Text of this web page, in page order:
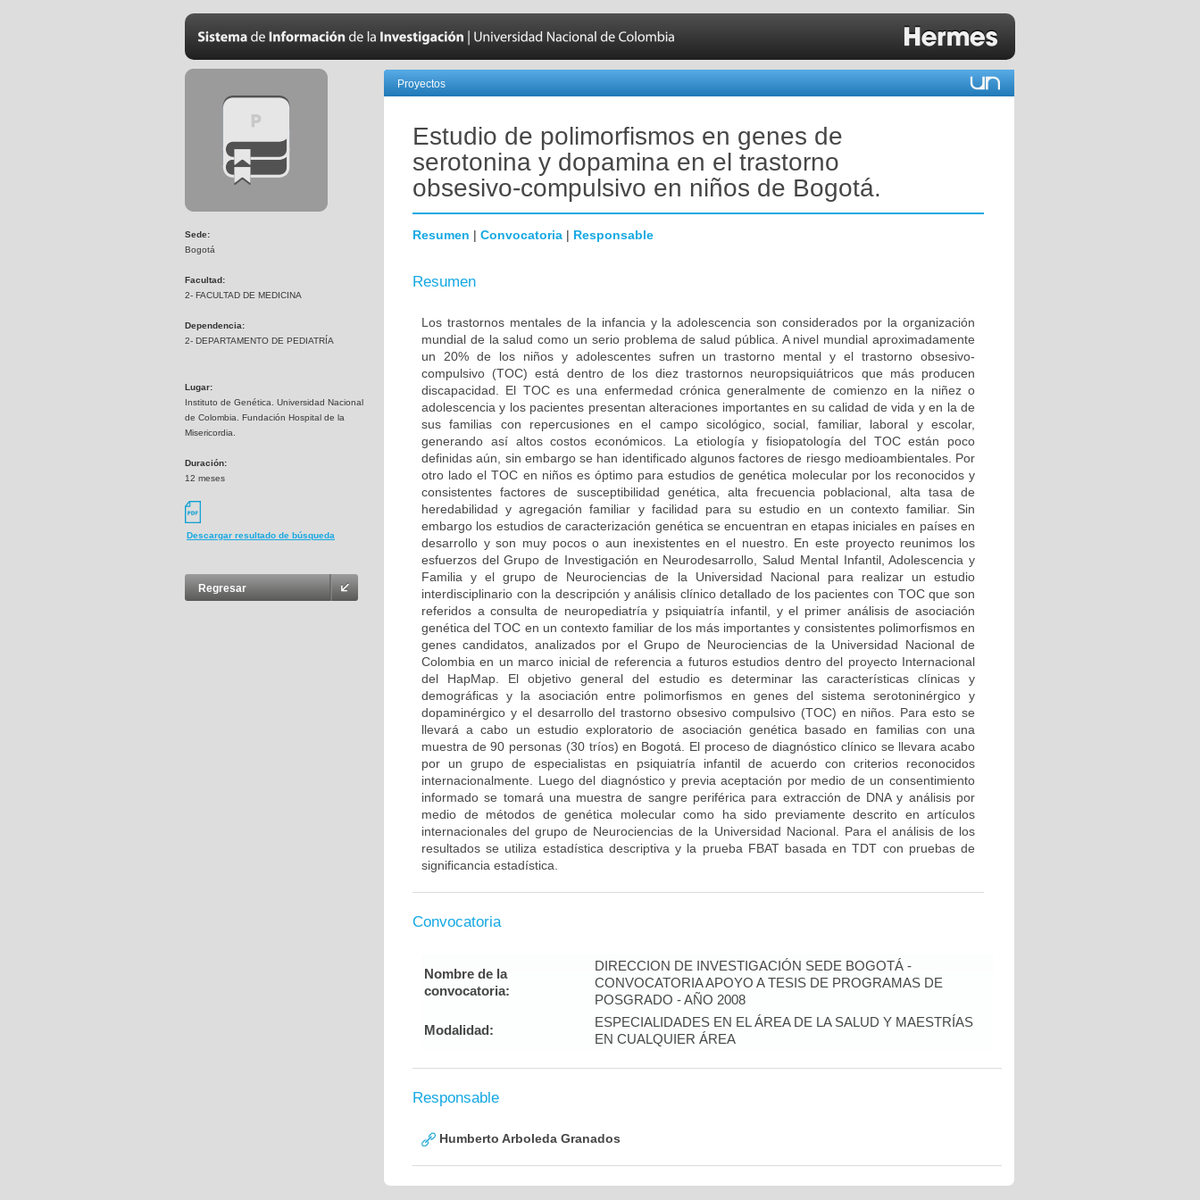
Sede:
Bogotá
Facultad:
2- FACULTAD DE MEDICINA
Dependencia:
2- DEPARTAMENTO DE PEDIATRÍA
Lugar:
Instituto de Genética. Universidad Nacional
de Colombia. Fundación Hospital de la
Misericordia.
Duración:
12 meses
Descargar resultado de búsqueda
Regresar
Proyectos
Estudio de polimorfismos en genes de
serotonina y dopamina en el trastorno
obsesivo-compulsivo en niños de Bogotá.
Resumen | Convocatoria | Responsable
Resumen
Los trastornos mentales de la infancia y la adolescencia son considerados por la organización
mundial de la salud como un serio problema de salud pública. A nivel mundial aproximadamente
un 20% de los niños y adolescentes sufren un trastorno mental y el trastorno obsesivo-
compulsivo (TOC) está dentro de los diez trastornos neuropsiquiátricos que más producen
discapacidad. El TOC es una enfermedad crónica generalmente de comienzo en la niñez o
adolescencia y los pacientes presentan alteraciones importantes en su calidad de vida y en la de
sus familias con repercusiones en el campo sicológico, social, familiar, laboral y escolar,
generando así altos costos económicos. La etiología y fisiopatología del TOC están poco
definidas aún, sin embargo se han identificado algunos factores de riesgo medioambientales. Por
otro lado el TOC en niños es óptimo para estudios de genética molecular por los reconocidos y
consistentes factores de susceptibilidad genética, alta frecuencia poblacional, alta tasa de
heredabilidad y agregación familiar y facilidad para su estudio en un contexto familiar. Sin
embargo los estudios de caracterización genética se encuentran en etapas iniciales en países en
desarrollo y son muy pocos o aun inexistentes en el nuestro. En este proyecto reunimos los
esfuerzos del Grupo de Investigación en Neurodesarrollo, Salud Mental Infantil, Adolescencia y
Familia y el grupo de Neurociencias de la Universidad Nacional para realizar un estudio
interdisciplinario con la descripción y análisis clínico detallado de los pacientes con TOC que son
referidos a consulta de neuropediatría y psiquiatría infantil, y el primer análisis de asociación
genética del TOC en un contexto familiar de los más importantes y consistentes polimorfismos en
genes candidatos, analizados por el Grupo de Neurociencias de la Universidad Nacional de
Colombia en un marco inicial de referencia a futuros estudios dentro del proyecto Internacional
del HapMap. El objetivo general del estudio es determinar las características clínicas y
demográficas y la asociación entre polimorfismos en genes del sistema serotoninérgico y
dopaminérgico y el desarrollo del trastorno obsesivo compulsivo (TOC) en niños. Para esto se
llevará a cabo un estudio exploratorio de asociación genética basado en familias con una
muestra de 90 personas (30 tríos) en Bogotá. El proceso de diagnóstico clínico se llevara acabo
por un grupo de especialistas en psiquiatría infantil de acuerdo con criterios reconocidos
internacionalmente. Luego del diagnóstico y previa aceptación por medio de un consentimiento
informado se tomará una muestra de sangre periférica para extracción de DNA y análisis por
medio de métodos de genética molecular como ha sido previamente descrito en artículos
internacionales del grupo de Neurociencias de la Universidad Nacional. Para el análisis de los
resultados se utiliza estadística descriptiva y la prueba FBAT basada en TDT con pruebas de
significancia estadística.
Convocatoria
Nombre de la
convocatoria:
DIRECCION DE INVESTIGACIÓN SEDE BOGOTÁ -
CONVOCATORIA APOYO A TESIS DE PROGRAMAS DE
POSGRADO - AÑO 2008
Modalidad:
ESPECIALIDADES EN EL ÁREA DE LA SALUD Y MAESTRÍAS
EN CUALQUIER ÁREA
Responsable
Humberto Arboleda Granados